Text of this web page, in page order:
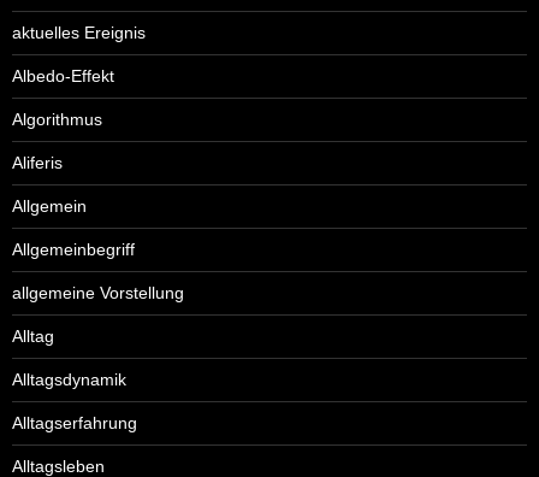
aktuelles Ereignis
Albedo-Effekt
Algorithmus
Aliferis
Allgemein
Allgemeinbegriff
allgemeine Vorstellung
Alltag
Alltagsdynamik
Alltagserfahrung
Alltagsleben